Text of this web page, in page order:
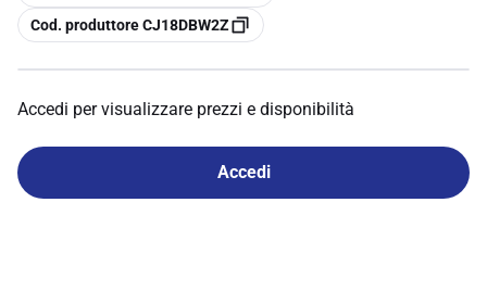
copia
Cod. produttore CJ18DBW2Z
Accedi per visualizzare prezzi e disponibilità
Accedi